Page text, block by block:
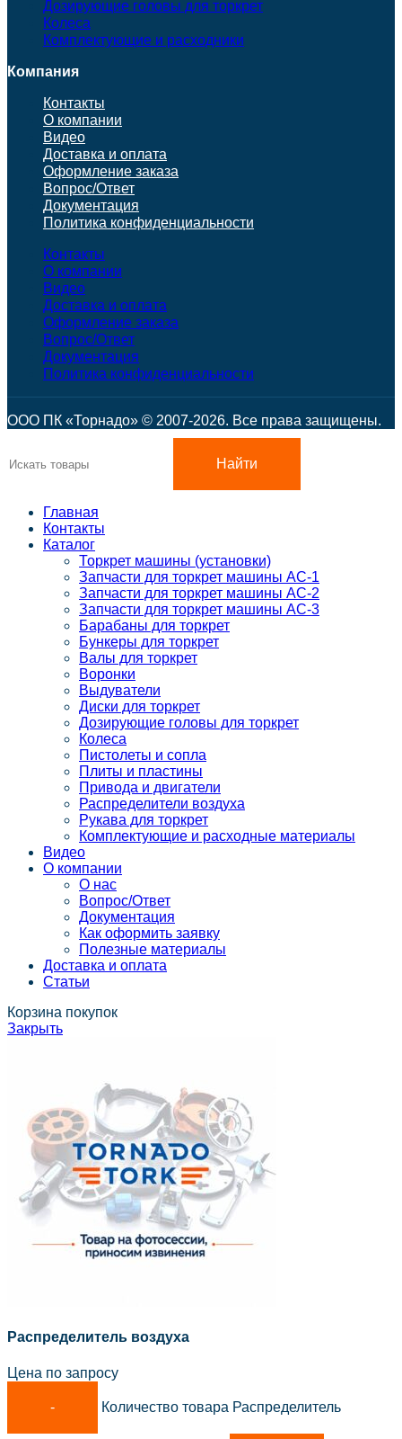
Дозирующие головы для торкрет
Колеса
Комплектующие и расходники
Компания
Контакты
О компании
Видео
Доставка и оплата
Оформление заказа
Вопрос/Ответ
Документация
Политика конфиденциальности
Контакты
О компании
Видео
Доставка и оплата
Оформление заказа
Вопрос/Ответ
Документация
Политика конфиденциальности
ООО ПК «Торнадо» © 2007-2026. Все права защищены.
Найти
Главная
Контакты
Каталог
Торкрет машины (установки)
Запчасти для торкрет машины АС-1
Запчасти для торкрет машины АС-2
Запчасти для торкрет машины АС-3
Барабаны для торкрет
Бункеры для торкрет
Валы для торкрет
Воронки
Выдуватели
Диски для торкрет
Дозирующие головы для торкрет
Колеса
Пистолеты и сопла
Плиты и пластины
Привода и двигатели
Распределители воздуха
Рукава для торкрет
Комплектующие и расходные материалы
Видео
О компании
О нас
Вопрос/Ответ
Документация
Как оформить заявку
Полезные материалы
Доставка и оплата
Статьи
Корзина покупок
Закрыть
Распределитель воздуха
Цена по запросу
Количество товара Распределитель